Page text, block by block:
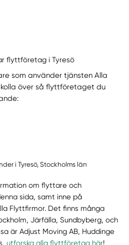
flyttföretag i Tyresö
som använder tjänsten Alla
över så flyttföretaget du
i Tyresö, Stockholms län
om flyttare och
sida, samt inne på
Flyttfirmor. Det finns många
Järfälla, Sundbyberg, och
är Adjust Moving AB, Huddinge
utforska alla flyttföretag här!